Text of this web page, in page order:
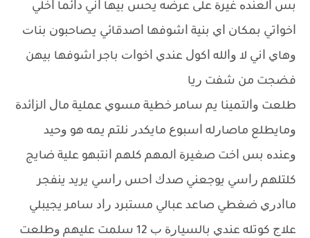
ﺑﺲ ﺍﻟﻌﻨﺪﻩ ﻏﻴﺮﺓ ﻋﻠﻰ ﻋﺮﺿﻪ ﻳﺤﺲ ﺑﻴﻬﺎ ﺍﻧﻲ ﺩﺍﺋﻤﺎ ﺍﺧﻠﻲ
ﺍﺧﻮﺍﺗﻲ ﺑﻤﻜﺎﻥ ﺍﻱ ﺑﻨﻴﺔ ﺍﺷﻮﻓﻬﺎ ﺍﺻﺪﻗﺎﺋﻲ ﻳﺼﺎﺣﺒﻮﻥ ﺑﻨﺎﺕ
ﻭﻫﺎﻱ ﺍﻧﻲ ﻻ ﻭﺍﻟﻠﻪ ﺍﻛﻮﻝ ﻋﻨﺪﻱ ﺍﺧﻮﺍﺕ ﺑﺎﺟﺮ ﺍﺷﻮﻓﻬﺎ ﺑﻴﻬﻦ
ﻓﻀﺠﺖ ﻣﻦ ﺷﻔﺖ ﺭﻳﺎ
ﻃﻠﻌﺖ ﻭﺍﻟﺘﻤﻴﻨﺎ ﻳﻢ ﺳﺎﻣﺮ ﺧﻄﻴﺔ ﻣﺴﻮﻱ ﻋﻤﻠﻴﺔ ﻣﺎﻝ ﺍﻟﺰﺍﺋﺪﺓ
ﻭﻣﺎﻳﻄﻠﻊ ﻣﺎﺻﺎﺭﻟﻪ ﺍﺳﺒﻮﻉ ﻣﺎﻳﻜﺪﺭ ﻧﻠﺘﻢ ﻳﻤﻪ ﻫﻮ ﻭﺣﻴﺪ
ﻭﻋﻨﺪﻩ ﺑﺲ ﺍﺧﺖ ﺻﻐﻴﺮﺓ ﺍﻟﻤﻬﻢ ﻛﻠﻬﻢ ﺍﻧﺘﺒﻬﻮ ﻋﻠﻴﺔ ﺿﺎﻳﺞ
ﻛﻠﺘﻠﻬﻢ ﺭﺍﺳﻲ ﻳﻮﺟﻌﻨﻲ ﺻﺪﻙ ﺍﺣﺲ ﺭﺍﺳﻲ ﻳﺮﻳﺪ ﻳﻨﻔﺠﺮ
ﻣﺎﺍﺩﺭﻱ ﺿﻐﻄﻲ ﺻﺎﻋﺪ ﻋﺒﺎﻟﻲ ﻣﺴﺘﺒﺮﺩ ﺭﺍﺩ ﺳﺎﻣﺮ ﻳﺠﻴﺒﻠﻲ
ﻋﻼﺝ ﻛﻮﺗﻠﻪ ﻋﻨﺪﻱ ﺑﺎﻟﺴﻴﺎﺭﺓ ﺏ 12 ﺳﻠﻤﺖ ﻋﻠﻴﻬﻢ ﻭﻃﻠﻌﺖ